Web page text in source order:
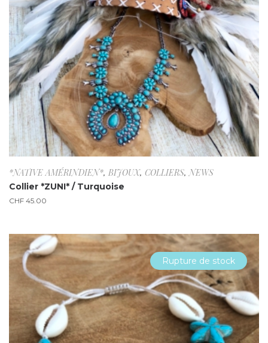
*NATIVE AMÉRINDIEN*, BIJOUX, COLLIERS,NEWS
Collier *ZUNI* / Turquoise
CHF 45.00
Rupture de stock